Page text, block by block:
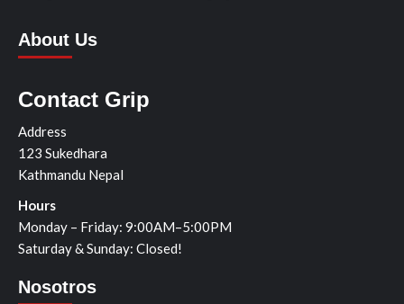
About Us
Contact Grip
Address
123 Sukedhara
Kathmandu Nepal
Hours
Monday – Friday: 9:00AM–5:00PM
Saturday & Sunday: Closed!
Nosotros